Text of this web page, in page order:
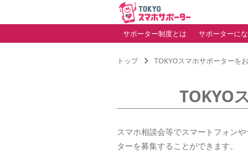
サポーター制度とは サポーターに
トップ TOKYOスマホサポーターを
TOKYO
スマホ相談会等でスマートフォン
ターを募集することができます。